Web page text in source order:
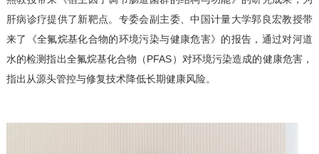
肝病诊疗提供了新靶点。专委会副主委、中国计量大学郭良宏教授带
来了《全氟烷基化合物的环境污染与健康危害》的报告，通过对河道
水的检测指出全氟烷基化合物（PFAS）对环境污染造成的健康危害，
指出从源头管控与修复技术降低长期健康风险。